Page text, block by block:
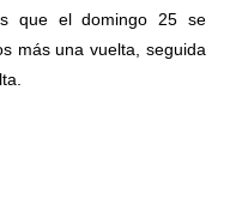
que el domingo 25 se
más una vuelta, seguida